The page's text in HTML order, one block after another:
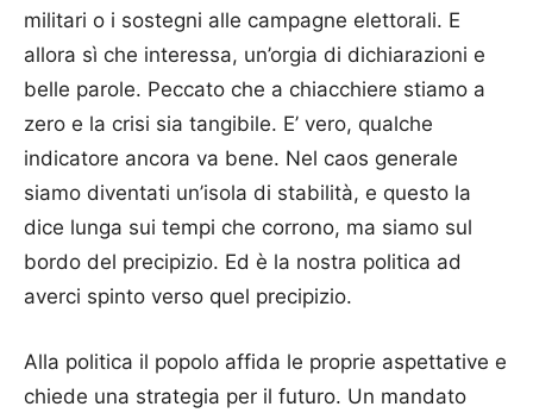
militari o i sostegni alle campagne elettorali. E
allora sì che interessa, un’orgia di dichiarazioni e
belle parole. Peccato che a chiacchiere stiamo a
zero e la crisi sia tangibile. E’ vero, qualche
indicatore ancora va bene. Nel caos generale
siamo diventati un’isola di stabilità, e questo la
dice lunga sui tempi che corrono, ma siamo sul
bordo del precipizio. Ed è la nostra politica ad
averci spinto verso quel precipizio.
Alla politica il popolo affida le proprie aspettative e
chiede una strategia per il futuro. Un mandato